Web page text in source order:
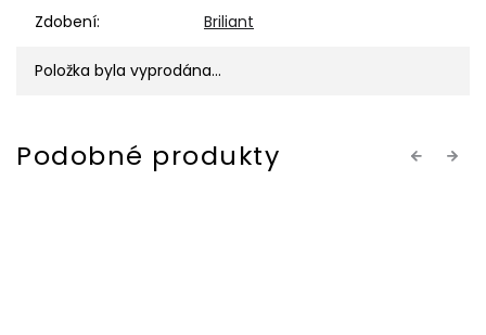
Zdobení: Briliant
Položka byla vyprodána…
Previous
Next